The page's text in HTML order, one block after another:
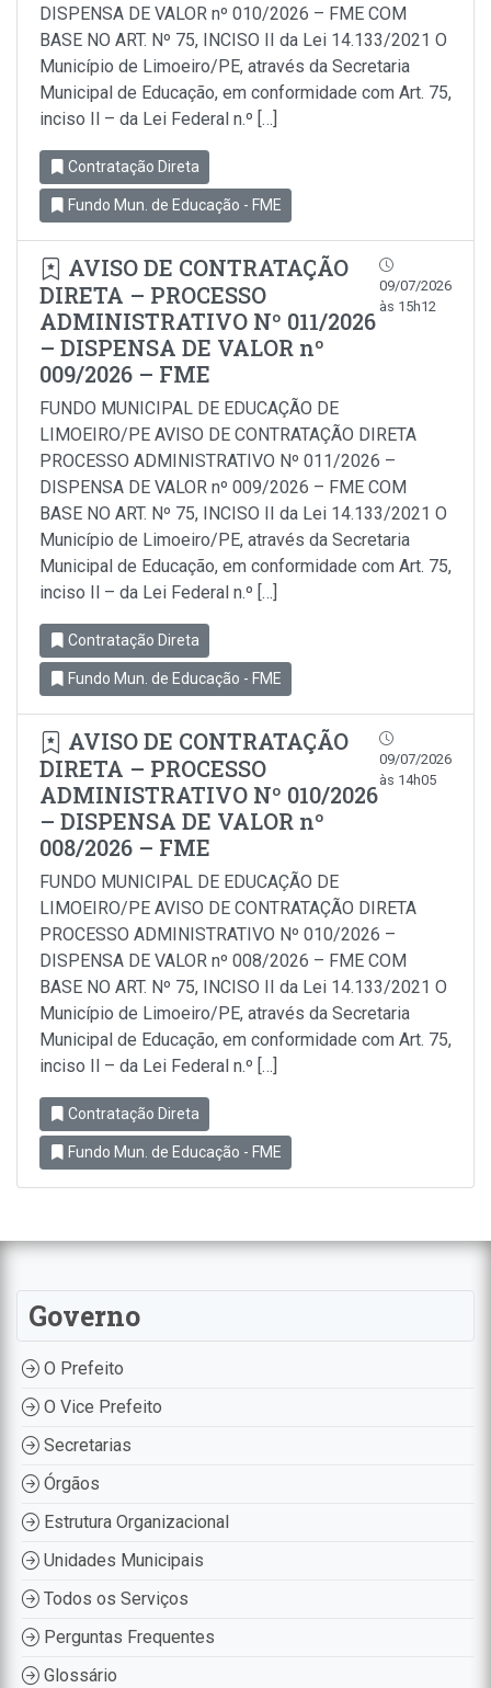
DISPENSA DE VALOR nº 010/2026 – FME COM
BASE NO ART. Nº 75, INCISO II da Lei 14.133/2021 O
Município de Limoeiro/PE, através da Secretaria
Municipal de Educação, em conformidade com Art. 75,
inciso Il – da Lei Federal n.º […]
Contratação Direta
Fundo Mun. de Educação - FME
AVISO DE CONTRATAÇÃO
DIRETA – PROCESSO
ADMINISTRATIVO Nº 011/2026
– DISPENSA DE VALOR nº
009/2026 – FME
09/07/2026
às 15h12
FUNDO MUNICIPAL DE EDUCAÇÃO DE
LIMOEIRO/PE AVISO DE CONTRATAÇÃO DIRETA
PROCESSO ADMINISTRATIVO Nº 011/2026 –
DISPENSA DE VALOR nº 009/2026 – FME COM
BASE NO ART. Nº 75, INCISO II da Lei 14.133/2021 O
Município de Limoeiro/PE, através da Secretaria
Municipal de Educação, em conformidade com Art. 75,
inciso Il – da Lei Federal n.º […]
Contratação Direta
Fundo Mun. de Educação - FME
AVISO DE CONTRATAÇÃO
DIRETA – PROCESSO
ADMINISTRATIVO Nº 010/2026
– DISPENSA DE VALOR nº
008/2026 – FME
09/07/2026
às 14h05
FUNDO MUNICIPAL DE EDUCAÇÃO DE
LIMOEIRO/PE AVISO DE CONTRATAÇÃO DIRETA
PROCESSO ADMINISTRATIVO Nº 010/2026 –
DISPENSA DE VALOR nº 008/2026 – FME COM
BASE NO ART. Nº 75, INCISO II da Lei 14.133/2021 O
Município de Limoeiro/PE, através da Secretaria
Municipal de Educação, em conformidade com Art. 75,
inciso Il – da Lei Federal n.º […]
Contratação Direta
Fundo Mun. de Educação - FME
Governo
O Prefeito
O Vice Prefeito
Secretarias
Órgãos
Estrutura Organizacional
Unidades Municipais
Todos os Serviços
Perguntas Frequentes
Glossário